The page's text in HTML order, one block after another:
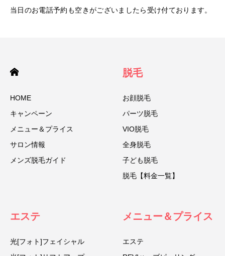
当日のお電話予約も空きがございましたら受け付ております。
HOME
キャンペーン
メニュー＆プライス
サロン情報
メンズ脱毛ガイド
脱毛
お顔脱毛
パーツ脱毛
VIO脱毛
全身脱毛
子ども脱毛
脱毛【料金一覧】
エステ
光[フォト]フェイシャル
メニュー＆プライス
エステ